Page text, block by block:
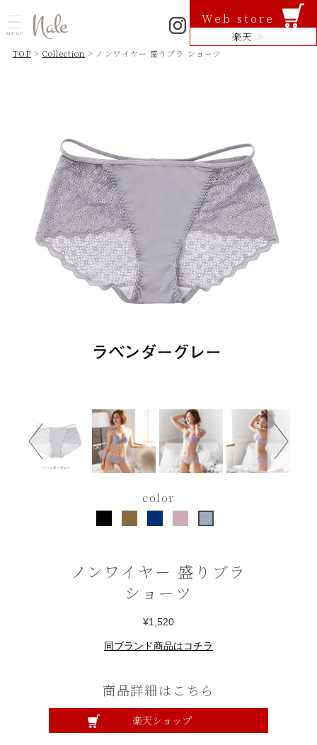
Web store
楽天
TOP > Collection > ノンワイヤー 盛りブラ ショーツ
color
ノンワイヤー 盛りブラ
ショーツ
¥1,520
同ブランド商品はコチラ
商品詳細はこちら
楽天ショップ